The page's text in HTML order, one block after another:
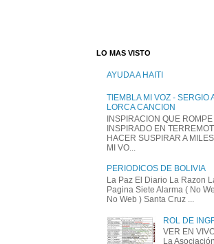
LO MAS VISTO
AYUDA A HAITI
TIEMBLA MI VOZ - SERGIO
LORCA CANCION
INSPIRACION QUE
INSPIRADO EN
HACER SUSPIRAR A
MI VO...
PERIODICOS DE BOLIVIA
La Paz El Diario La Razon
Pagina Siete Alarma ( No
No Web ) Santa Cruz ...
ROL DE
VER EN
La